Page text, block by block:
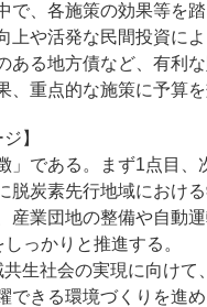
で、各施策の効果等を
上や活発な民間投資に
ある地方債など、有利
、重点的な施策に予算
】
」である。まず1点目
脱炭素先行地域におけ
産業団地の整備や自動
っかりと推進する。
共生社会の実現に向け
できる環境づくりを進め